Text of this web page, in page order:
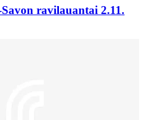
ravilauantai 2.11.